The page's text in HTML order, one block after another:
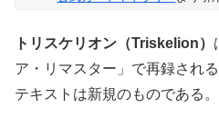
トリスケリオン（Triskelion）
ア・リマスター」で再録され
テキストは新規のものである。